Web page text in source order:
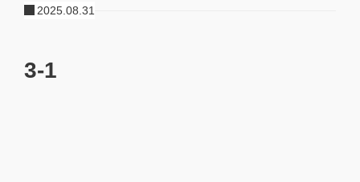
2025.08.31
3-1